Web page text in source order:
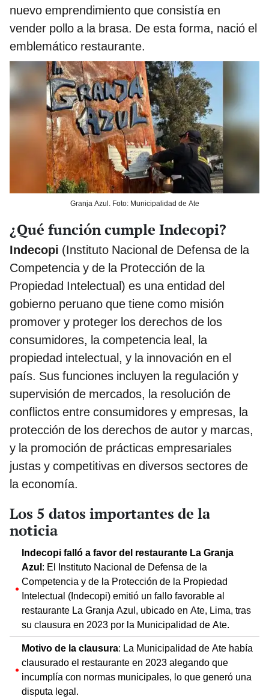
nuevo emprendimiento que consistía en
vender pollo a la brasa. De esta forma, nació el
emblemático restaurante.
Granja Azul. Foto: Municipalidad de Ate
¿Qué función cumple Indecopi?
Indecopi (Instituto Nacional de Defensa de la
Competencia y de la Protección de la
Propiedad Intelectual) es una entidad del
gobierno peruano que tiene como misión
promover y proteger los derechos de los
consumidores, la competencia leal, la
propiedad intelectual, y la innovación en el
país. Sus funciones incluyen la regulación y
supervisión de mercados, la resolución de
conflictos entre consumidores y empresas, la
protección de los derechos de autor y marcas,
y la promoción de prácticas empresariales
justas y competitivas en diversos sectores de
la economía.
Los 5 datos importantes de la
noticia
Indecopi falló a favor del restaurante La Granja
Azul: El Instituto Nacional de Defensa de la
Competencia y de la Protección de la Propiedad
Intelectual (Indecopi) emitió un fallo favorable al
restaurante La Granja Azul, ubicado en Ate, Lima, tras
su clausura en 2023 por la Municipalidad de Ate.
Motivo de la clausura: La Municipalidad de Ate había
clausurado el restaurante en 2023 alegando que
incumplía con normas municipales, lo que generó una
disputa legal.